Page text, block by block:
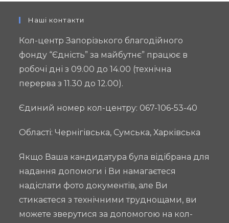
Наші контакти
Кол-центр Запорізького благодійного
фонду “Єдність” за майбутнє” працює в
робочі дні з 09.00 до 14.00 (технічна
перерва з 11.30 до 12.00).
Єдиний номер кол-центру: 067-106-53-40
Області: Чернігівська, Сумська, Харківська
Якщо Ваша кандидатура була відібрана для
надання допомоги і Ви намагаєтеся
надіслати фото документів, але Ви
стикаєтеся з технічними труднощами, ви
можете зверутися за допомогою на кол-